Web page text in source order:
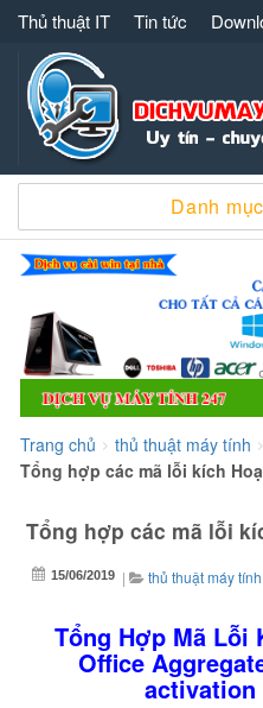
Thủ thuật IT Tin tức
Dịch vụ máy tính 247 – 091
Danh
Trang chủ > thủ thuật máy tính >
Tổng hợp các mã lỗi kích
Tổng hợp các mã lỗi
15/06/2019 | thủ thuật máy tính
Tổng Hợp Mã Lỗi
Office
activation